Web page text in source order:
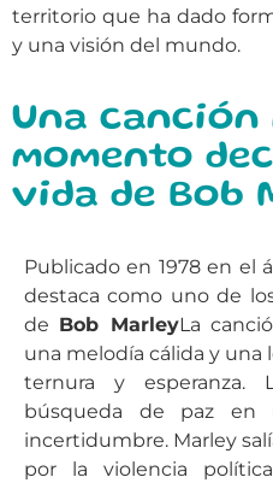
territorio que ha dado
y una visión del mundo.
Una canción
momento
vida de Bob
Publicado en 1978 en el
destaca como uno de
de Bob MarleyLa
una melodía cálida y una
ternura y esperanza.
búsqueda de paz
incertidumbre. Marley
por la violencia